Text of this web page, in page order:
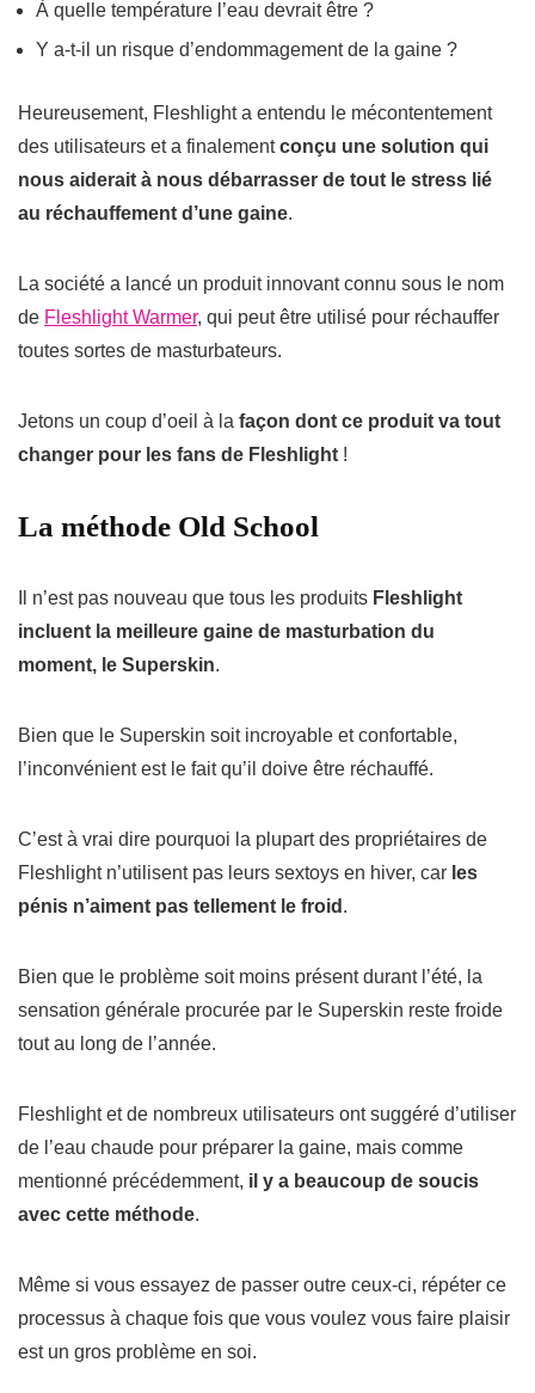
À quelle température l’eau devrait être ?
Y a-t-il un risque d’endommagement de la gaine ?
Heureusement, Fleshlight a entendu le mécontentement
des utilisateurs et a finalementconçu une solution qui
nous aiderait à nous débarrasser de tout le stress lié
au réchauffement d’une gaine.
La société a lancé un produit innovant connu sous le nom
de Fleshlight Warmer, qui peut être utilisé pour réchauffer
toutes sortes de masturbateurs.
Jetons un coup d’oeil à la façon dont ce produit va tout
changer pour les fans de Fleshlight !
La méthode Old School
Il n’est pas nouveau que tous les produits Fleshlight
incluent la meilleure gaine de masturbation du
moment, le Superskin.
Bien que le Superskin soit incroyable et confortable,
l’inconvénient est le fait qu’il doive être réchauffé.
C’est à vrai dire pourquoi la plupart des propriétaires de
Fleshlight n’utilisent pas leurs sextoys en hiver, car les
pénis n’aiment pas tellement le froid .
Bien que le problème soit moins présent durant l’été, la
sensation générale procurée par le Superskin reste froide
tout au long de l’année.
Fleshlight et de nombreux utilisateurs ont suggéré d’utiliser
de l’eau chaude pour préparer la gaine, mais comme
mentionné précédemment, il y a beaucoup de soucis
avec cette méthode.
Même si vous essayez de passer outre ceux-ci, répéter ce
processus à chaque fois que vous voulez vous faire plaisir
est un gros problème en soi.